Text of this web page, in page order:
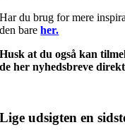
Har du brug for mere
den bareher.
Husk at du også kan
de her nyhedsbreve
Lige udsigten en